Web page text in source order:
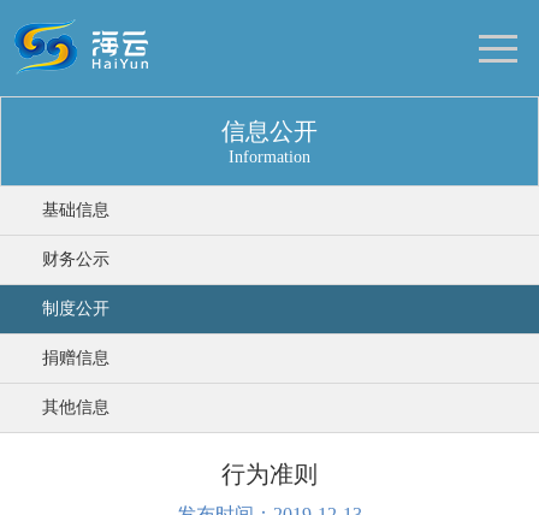
信息公开
Information
基础信息
财务公示
制度公开
捐赠信息
其他信息
行为准则